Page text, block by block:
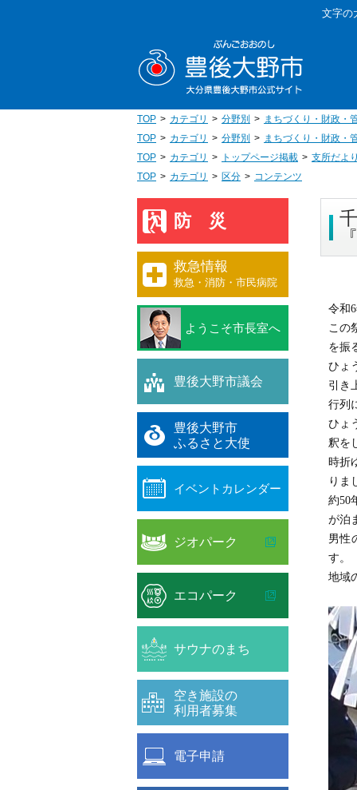
移
文字の
TOP カテゴリ 分野別
まちづくり・財政・
TOP
カテゴリ 分野別
まちづくり・財政・
TOP
カテゴリ トップページ掲載
支所だよ
TOP
カテゴリ 区分 コンテンツ
令和
この
を振
ひょ
引き
行列
ひょ
釈を
時折
りま
約50
が泊
男性
す。
地域
防災
救急情報
救急・消防・市民病院
ようこそ市長室へ
豊後大野市議会
豊後大野市
ふるさと大使
イベントカレンダー
ジオパーク
エコパーク
サウナのまち
空き施設の
利用者募集
電子申請